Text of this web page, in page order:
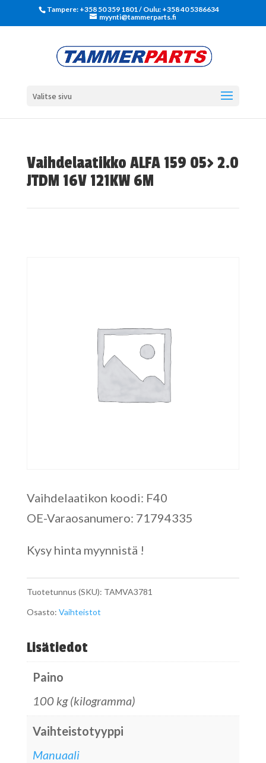
Tampere: +358 50 359 1801‬ / Oulu: +358 40 5386634
myynti@tammerparts.fi
Valitse sivu
Vaihdelaatikko ALFA 159 05> 2.0
JTDM 16V 121KW 6M
Vaihdelaatikon koodi: F40
OE-Varaosanumero: 71794335
Kysy hinta myynnistä !
Tuotetunnus (SKU): TAMVA3781
Osasto: Vaihteistot
Lisätiedot
Paino
100 kg (kilogramma)
Vaihteistotyyppi
Manuaali